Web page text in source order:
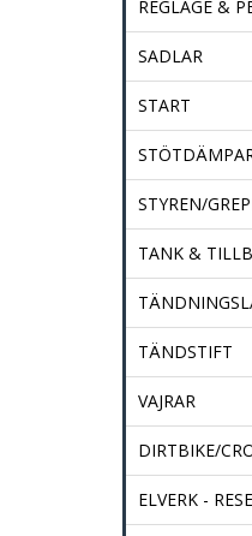
REGLAGE &
SADLAR
START
STYREN/
TANK &
TÄNDSTIFT
VAJRAR
DIRTBIKE/
ELVERK -